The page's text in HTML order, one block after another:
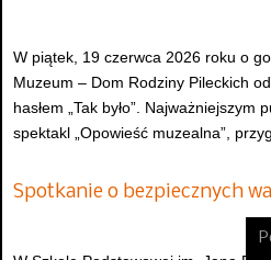
W piątek, 19 czerwca 2026 roku o
Muzeum – Dom Rodziny Pileckich
hasłem „Tak było”.
spektakl „Opowieść muzealna”,
Spotkanie o bezpiecznych